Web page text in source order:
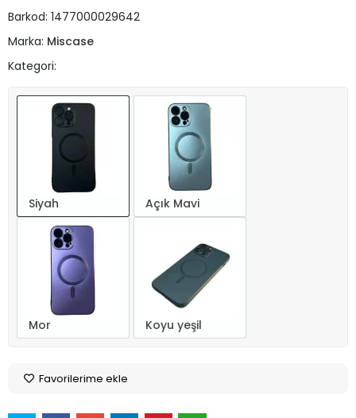
Barkod: 1477000029642
Marka: Miscase
Kategori:
Siyah Açık Mavi
Mor Koyu yeşil
Favorilerime ekle